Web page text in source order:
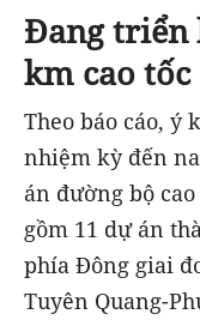
Đang triển
km cao tốc
Theo báo cáo, ý
nhiệm kỳ đến
án đường bộ
gồm 11 dự án
phía Đông giai
Tuyên Quang-